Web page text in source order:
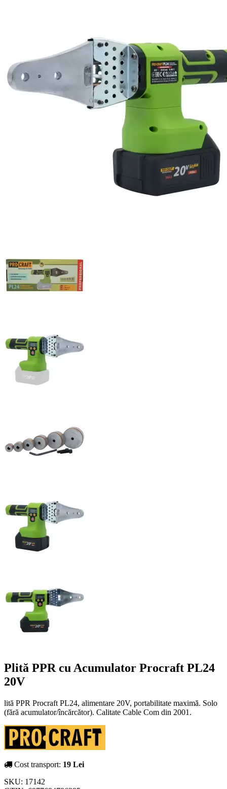
Plită PPR cu Acumulator Procraft PL24
20V
lită PPR Procraft PL24, alimentare 20V, portabilitate maximă. Solo
(fără acumulator/încărcător). Calitate Cable Com din 2001.
Cost transport: 19 Lei
SKU: 17142